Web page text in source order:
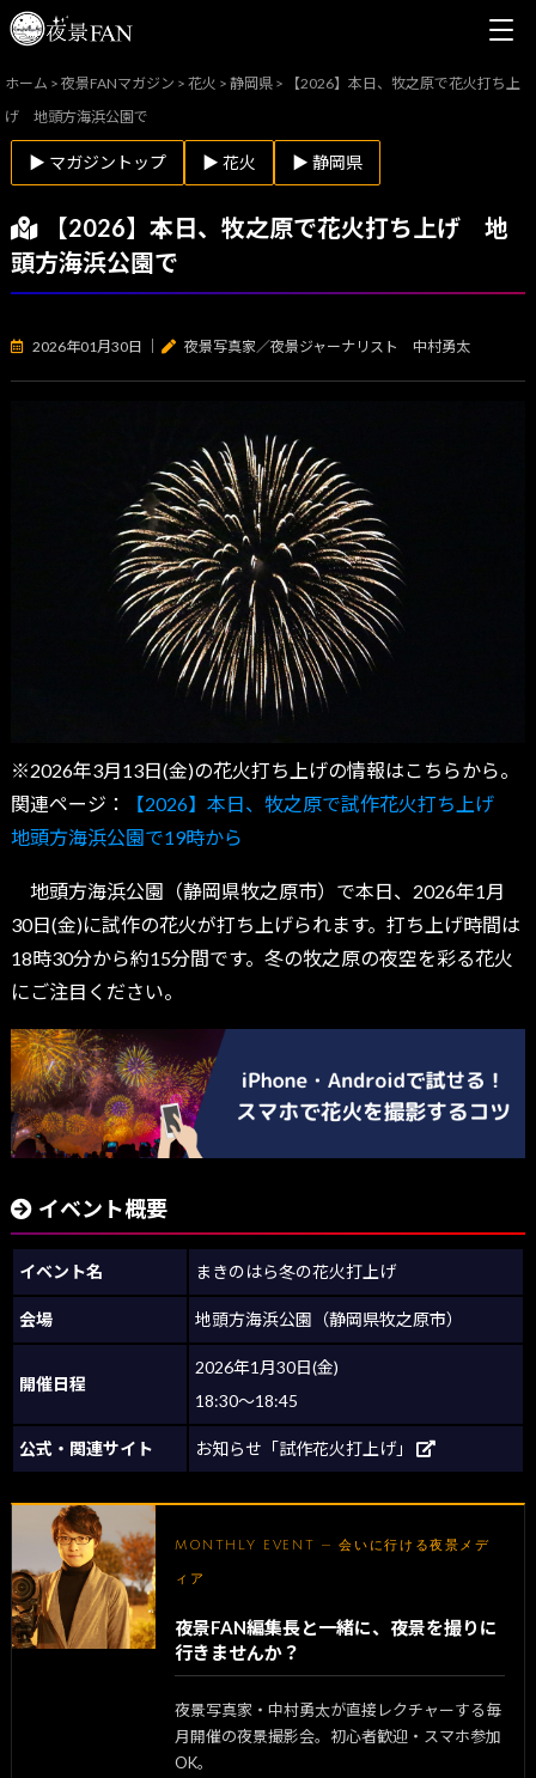
ホーム >夜景FANマガジン >花火 >静岡県 >
【2026】本日、牧之原で花火打ち上
げ 地頭方海浜公園で
▶ マガジントップ ▶ 花火 ▶ 静岡県
【2026】本日、牧之原で花火打ち上げ 地
頭方海浜公園で
2026年01月30日 夜景写真家／夜景ジャーナリスト 中村勇太
※2026年3月13日(金)の花火打ち上げの情報はこちらから。
関連ページ：
【2026】本日、牧之原で試作花火打ち上げ
地頭方海浜公園で19時から
地頭方海浜公園（静岡県牧之原市）で本日、2026年1月
30日(金)に試作の花火が打ち上げられます。打ち上げ時間は
18時30分から約15分間です。冬の牧之原の夜空を彩る花火
にご注目ください。
イベント概要
イベント名 まきのはら冬の花火打上げ
会場 地頭方海浜公園（静岡県牧之原市）
開催日程
2026年1月30日(金)
18:30～18:45
公式・関連サイト お知らせ「試作花火打上げ」
MONTHLY EVENT — 会いに行ける夜景メデ
ィア
夜景FAN編集長と一緒に、夜景を撮りに
行きませんか？
夜景写真家・中村勇太が直接レクチャーする毎
月開催の夜景撮影会。初心者歓迎・スマホ参加
OK。